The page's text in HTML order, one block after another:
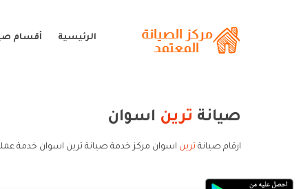
الرئيسية أقسام
صيانة ترين اسوان
ارقام صيانة ترين اسوان مركز خدمة صيانة ترين اسوان خدمة